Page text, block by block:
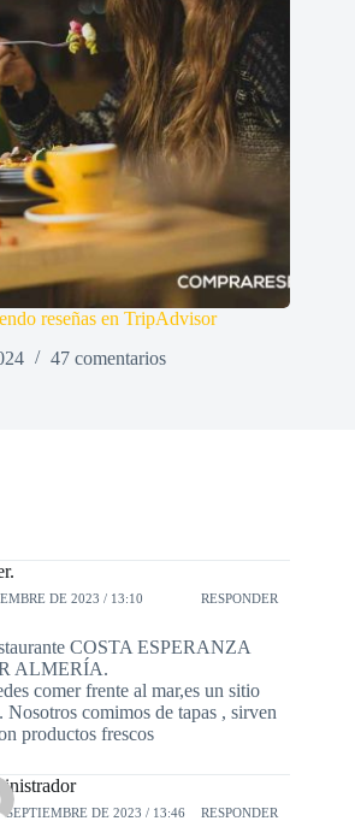
reseñas en TripAdvisor
47 comentarios
DE 2023 / 13:10 RESPONDER
COSTA ESPERANZA
ALMERÍA.
comer frente al mar,es un sitio
comimos de tapas , sirven
productos frescos
SEPTIEMBRE DE 2023 / 13:46 RESPONDER